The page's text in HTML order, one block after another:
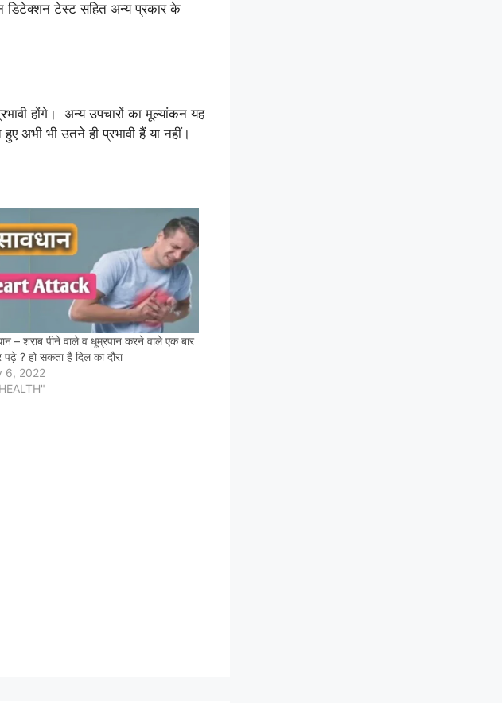
डिटेक्शन टेस्ट सहित अन्य प्रकार के
होंगे। अन्य उपचारों का मूल्यांकन यह
अभी भी उतने ही प्रभावी हैं या नहीं।
– शराब पीने वाले व धूम्रपान करने वाले एक बार
? हो सकता है दिल का दौरा
6, 2022